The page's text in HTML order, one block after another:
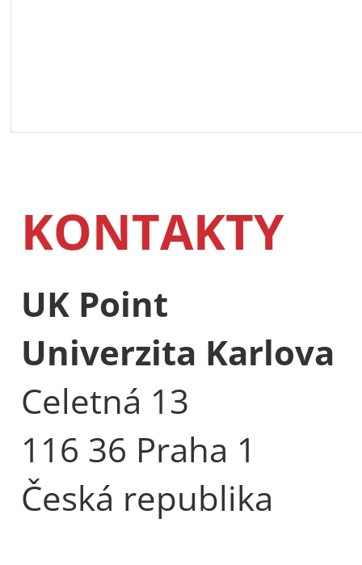
KONTAKTY
UK Point
Univerzita Karlova
Celetná 13
116 36 Praha 1
Česká republika